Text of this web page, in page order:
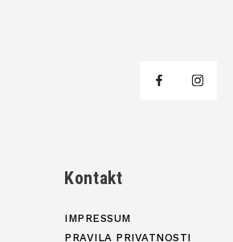
Kontakt
IMPRESSUM
PRAVILA PRIVATNOSTI